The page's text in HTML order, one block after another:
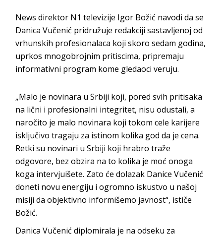
News direktor N1 televizije Igor Božić navodi da se
Danica Vučenić pridružuje redakciji sastavljenoj od
vrhunskih profesionalaca koji skoro sedam godina,
uprkos mnogobrojnim pritiscima, pripremaju
informativni program kome gledaoci veruju.
„Malo je novinara u Srbiji koji, pored svih pritisaka
na lični i profesionalni integritet, nisu odustali, a
naročito je malo novinara koji tokom cele karijere
isključivo tragaju za istinom kolika god da je cena.
Retki su novinari u Srbiji koji hrabro traže
odgovore, bez obzira na to kolika je moć onoga
koga intervjuišete. Zato će dolazak Danice Vučenić
doneti novu energiju i ogromno iskustvo u našoj
misiji da objektivno informišemo javnost“, ističe
Božić.
Danica Vučenić diplomirala je na odseku za